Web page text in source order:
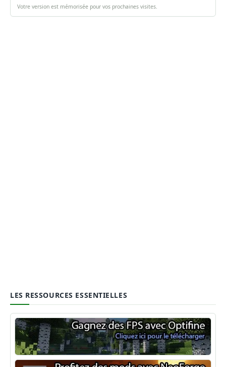
Votre version est mémorisée pour vos prochaines visites.
LES RESSOURCES ESSENTIELLES
Optifine